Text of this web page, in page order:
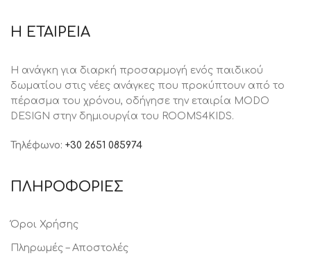
Η ΕΤΑΙΡΕΙΑ
Η ανάγκη για διαρκή προσαρμογή ενός παιδικού
δωματίου στις νέες ανάγκες που προκύπτουν από το
πέρασμα του χρόνου, oδήγησε την εταιρία MODO
DESIGN στην δημιουργία του ROOMS4KIDS.
Τηλέφωνο: +30 2651 085974
ΠΛΗΡΟΦΟΡΙΕΣ
Όροι Χρήσης
Πληρωμές – Αποστολές